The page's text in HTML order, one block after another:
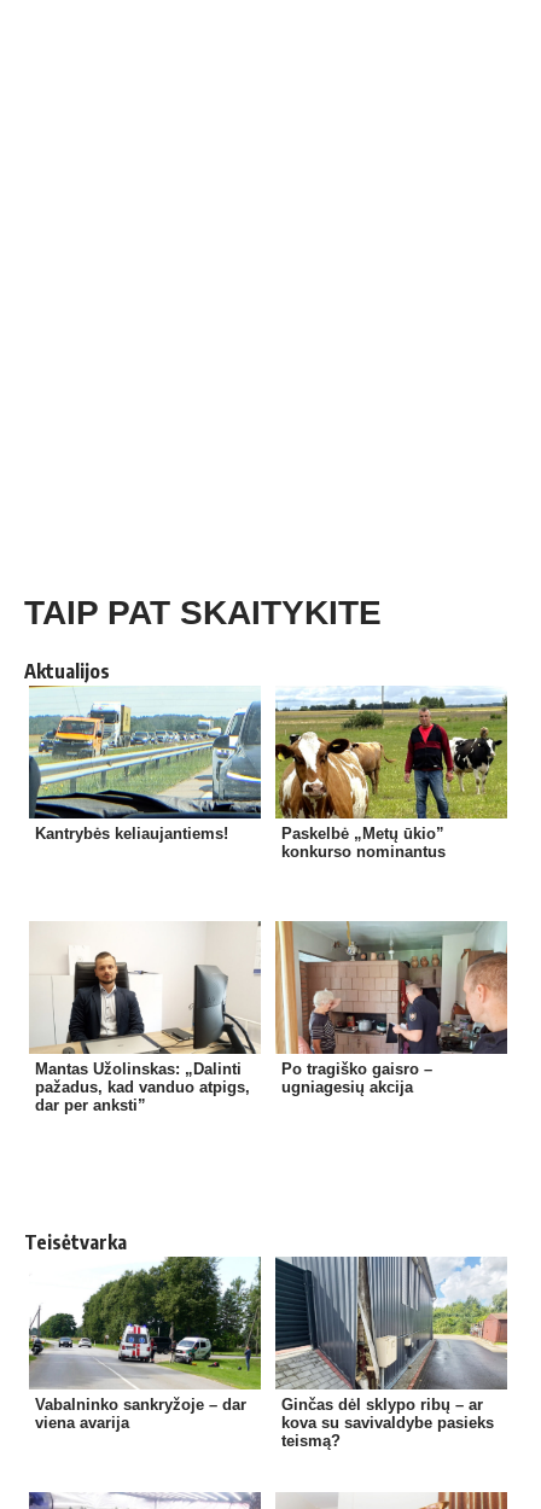
TAIP PAT SKAITYKITE
Aktualijos
Kantrybės keliaujantiems!
Paskelbė „Metų ūkio”
konkurso nominantus
Mantas Užolinskas: „Dalinti
pažadus, kad vanduo atpigs,
dar per anksti”
Po tragiško gaisro –
ugniagesių akcija
Teisėtvarka
Vabalninko sankryžoje – dar
viena avarija
Ginčas dėl sklypo ribų – ar
kova su savivaldybe pasieks
teismą?